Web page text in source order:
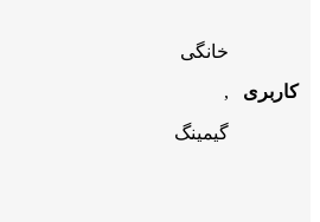
کاربری
خانگی
,
گیمینگ